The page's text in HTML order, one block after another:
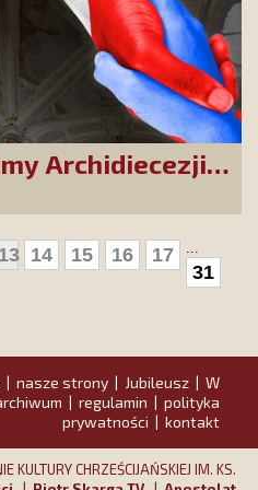
Archidiecezji
ochronę
przed
13 14 15 16 17
31
| nasze strony | Jubileusz | W
| regulamin | polityka
prywatności | kontakt
CHRZEŚCIJAŃSKIEJ IM. KS.